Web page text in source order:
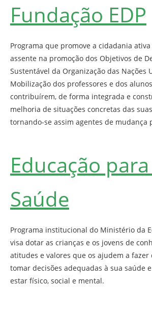
Fundação EDP
Programa que promove a cidadania
assente na promoção dos Objetivos de
Sustentável da Organização das Nações
Mobilização dos professores e dos
contribuírem, de forma integrada e
melhoria de situações concretas das
tornando-se assim agentes de mudança
Educação
Saúde
Programa institucional do Ministério da
visa dotar as crianças e os jovens de
atitudes e valores que os ajudem a fazer
tomar decisões adequadas à sua saúde
estar físico, social e mental.